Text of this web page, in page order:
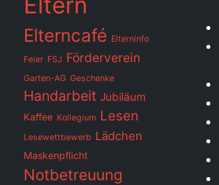
Elterncafé Elterninfo
Feier FSJ Förderverein
Garten-AG Geschenke
Handarbeit Jubiläum
Kaffee Kollegium Lesen
Lesewettbewerb Lädchen
Maskenpflicht
Notbetreuung